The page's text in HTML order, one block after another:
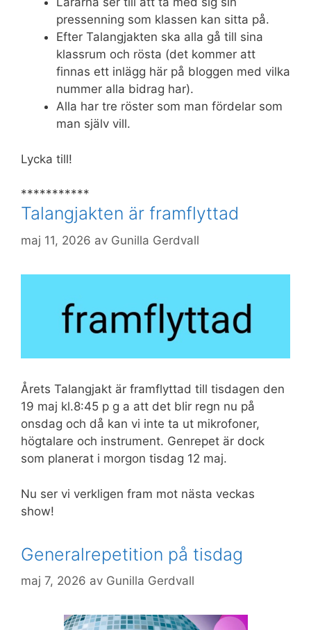
pressenning som klassen kan sitta på.
Efter Talangjakten ska alla gå till sina
klassrum och rösta (det kommer att
finnas ett inlägg här på bloggen med vilka
nummer alla bidrag har).
Alla har tre röster som man fördelar som
man själv vill.
Lycka till!
***********
Talangjakten är framflyttad
maj 11, 2026 av Gunilla Gerdvall
Årets Talangjakt är framflyttad till tisdagen den
19 maj kl.8:45 p g a att det blir regn nu på
onsdag och då kan vi inte ta ut mikrofoner,
högtalare och instrument. Genrepet är dock
som planerat i morgon tisdag 12 maj.
Nu ser vi verkligen fram mot nästa veckas
show!
************
Generalrepetition på tisdag
maj 7, 2026 av Gunilla Gerdvall